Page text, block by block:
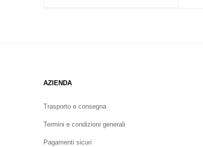
AZIENDA
Trasporto e consegna
Termini e condizioni generali
Pagamenti sicuri